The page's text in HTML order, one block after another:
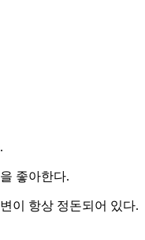
좋아한다.
이 항상 정돈되어 있다.